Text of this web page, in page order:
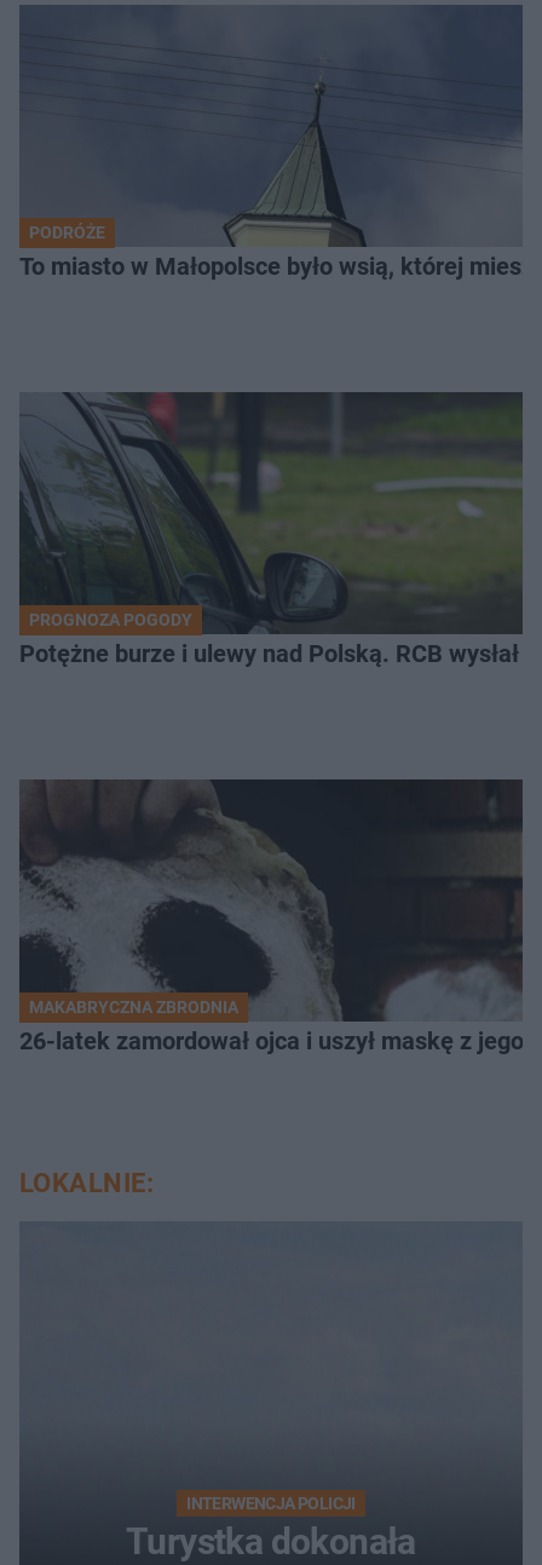
PODRÓŻE
To miasto w Małopolsce było wsią, której
PROGNOZA POGODY
Potężne burze i ulewy nad Polską. RCB
MAKABRYCZNA ZBRODNIA
26-latek zamordował ojca i uszył maskę z
LOKALNIE:
INTERWENCJA POLICJI
Turystka dokonała